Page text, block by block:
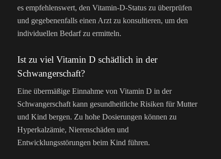
es empfehlenswert, den Vitamin-D-Status zu überprüfen
und gegebenenfalls einen Arzt zu konsultieren, um den
individuellen Bedarf zu ermitteln.
Ist zu viel Vitamin D schädlich in der
Schwangerschaft?
Eine übermäßige Einnahme von Vitamin D in der
Schwangerschaft kann gesundheitliche Risiken für Mutter
und Kind bergen. Zu hohe Dosierungen können zu
Hyperkalzämie, Nierenschäden und
Entwicklungsstörungen beim Kind führen.